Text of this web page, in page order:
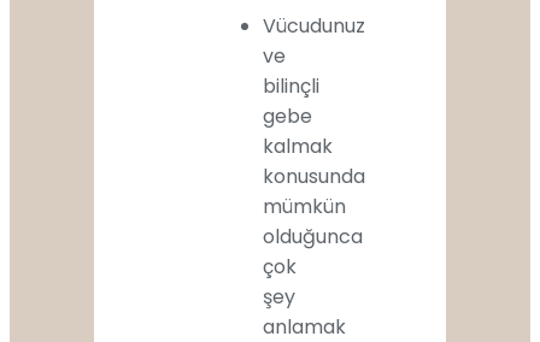
Vücudunuz
ve
bilinçli
gebe
kalmak
konusunda
mümkün
olduğunca
çok
şey
anlamak